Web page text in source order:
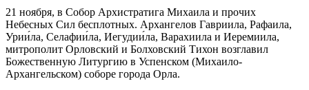
21 ноября, в Собор Архистратига Михаила и прочих
Небесных Сил бесплотных. Архангелов Гавриила, Рафаила,
Урии́ла, Селафии́ла, Иегудии́ла, Варахиила и Иеремиила,
митрополит Орловский и Болховский Тихон возглавил
Божественную Литургию в Успенском (Михаило-
Архангельском) соборе города Орла.